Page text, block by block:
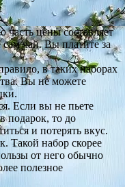
часть цены составляет
сам чай. Вы платите за
в таких наборах
Вы не можете
Если вы не пьете
подарок, то до
и потерять вкус.
Такой набор скорее
от него обычно
полезное